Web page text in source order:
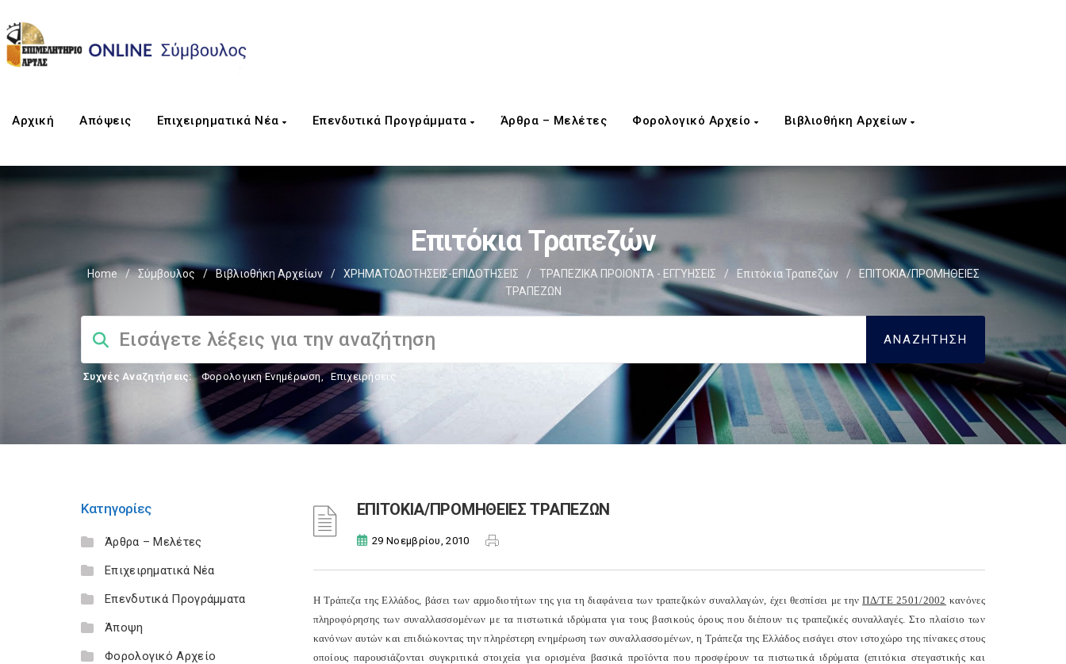
Αρχική Απόψεις Επιχειρηματικά Νέα Επενδυτικά Προγράμματα Άρθρα – Μελέτες Φορολογικό Αρχείο Βιβλιοθήκη Αρχείων
Επιτόκια Τραπεζών
Home / Σύμβουλος / Βιβλιοθήκη Αρχείων / ΧΡΗΜΑΤΟΔΟΤΗΣΕΙΣ-ΕΠΙΔΟΤΗΣΕΙΣ / ΤΡΑΠΕΖΙΚΑ ΠΡΟΙΟΝΤΑ - ΕΓΓΥΗΣΕΙΣ / Επιτόκια Τραπεζών /
ΕΠΙΤΟΚΙΑ/ΠΡΟΜΗΘΕΙΕΣ
ΤΡΑΠΕΖΩΝ
Συχνές Αναζητήσεις: Φορολογικη Ενημέρωση, Επιχειρήσεις
Κατηγορίες
Άρθρα – Μελέτες
Επιχειρηματικά Νέα
Επενδυτικά Προγράμματα
Άποψη
Φορολογικό Αρχείο
ΕΠΙΤΟΚΙΑ/ΠΡΟΜΗΘΕΙΕΣ ΤΡΑΠΕΖΩΝ
29 Νοεμβρίου, 2010
Η Τράπεζα της Ελλάδος, βάσει των αρμοδιοτήτων της για τη διαφάνεια των τραπεζικών συναλλαγών, έχει θεσπίσει με τηνΠΔ/ΤΕ 2501/2002 κανόνες
πληροφόρησης των συναλλασσομένων με τα πιστωτικά ιδρύματα για τους βασικούς όρους που διέπουν τις τραπεζικές συναλλαγές. Στο πλαίσιο των
κανόνων αυτών και επιδιώκοντας την πληρέστερη ενημέρωση των συναλλασσομένων, η Τράπεζα της Ελλάδος εισάγει στον ιστοχώρο της πίνακες στους
οποίους παρουσιάζονται συγκριτικά στοιχεία για ορισμένα βασικά προϊόντα που προσφέρουν τα πιστωτικά ιδρύματα (επιτόκια στεγαστικής και